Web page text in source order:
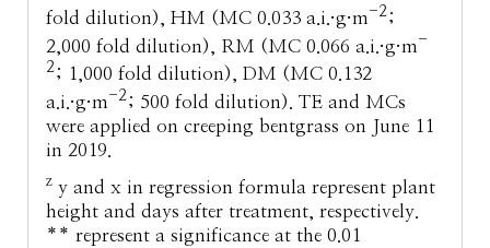
fold dilution), HM (MC 0.033 a.i.·g·m -2;
2,000 fold dilution), RM (MC 0.066 a.i.·g·m -
2; 1,000 fold dilution), DM (MC 0.132
a.i.·g·m -2; 500 fold dilution). TE and MCs
were applied on creeping bentgrass on June 11
in 2019.
z y and x in regression formula represent plant
height and days after treatment, respectively.
** represent a significance at the 0.01